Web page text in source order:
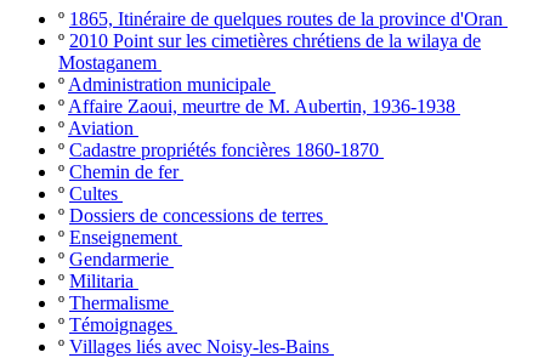
º 1865, Itinéraire de quelques routes de la province d'Oran
º 2010 Point sur les cimetières chrétiens de la wilaya de
Mostaganem
º Administration municipale
º Affaire Zaoui, meurtre de M. Aubertin, 1936-1938
º Aviation
º Cadastre propriétés foncières 1860-1870
º Chemin de fer
º Cultes
º Dossiers de concessions de terres
º Enseignement
º Gendarmerie
º Militaria
º Thermalisme
º Témoignages
º Villages liés avec Noisy-les-Bains